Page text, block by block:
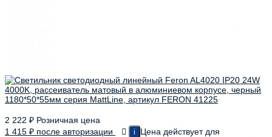
2 222 ₽ Розничная цена
1 415 ₽ после авторизации i
Цена действует для